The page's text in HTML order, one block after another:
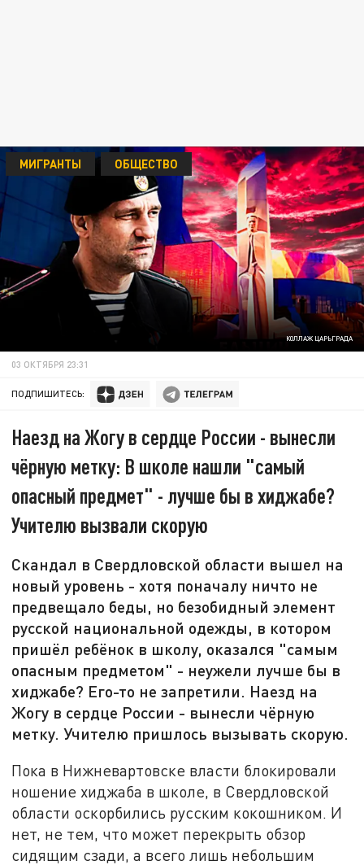
КОЛЛАЖ ЦАРЬГРАДА
МИГРАНТЫ ОБЩЕСТВО
03 ОКТЯБРЯ 23:31
ПОДПИШИТЕСЬ:
Наезд на Жогу в сердце России - вынесли
чёрную метку: В школе нашли "самый
опасный предмет" - лучше бы в хиджабе?
Учителю вызвали скорую
Скандал в Свердловской области вышел на
новый уровень - хотя поначалу ничто не
предвещало беды, но безобидный элемент
русской национальной одежды, в котором
пришёл ребёнок в школу, оказался "самым
опасным предметом" - неужели лучше бы в
хиджабе? Его-то не запретили. Наезд на
Жогу в сердце России - вынесли чёрную
метку. Учителю пришлось вызывать скорую.
Пока в Нижневартовске власти блокировали
ношение хиджаба в школе, в Свердловской
области оскорбились русским кокошником. И
нет, не тем, что может перекрыть обзор
сидящим сзади, а всего лишь небольшим